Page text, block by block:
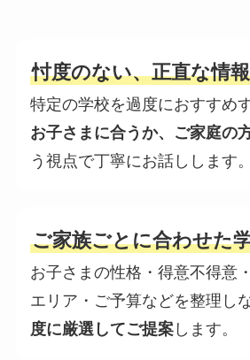
忖度のない、正直な情
特定の学校を過度におすすめ
お子さまに合うか、ご家庭の
う視点で丁寧にお話しします。
ご家族ごとに合わせた
お子さまの性格・得意不得意
エリア・ご予算などを整理し
度に厳選してご提案します。